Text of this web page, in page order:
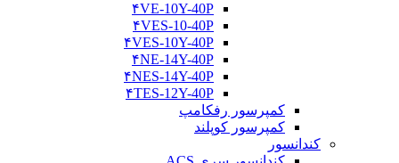
۴VE-10Y-40P
۴VES-10-40P
۴VES-10Y-40P
۴NE-14Y-40P
۴NES-14Y-40P
۴TES-12Y-40P
کمپرسور رفکامپ
کمپرسور کوپلند
کندانسور